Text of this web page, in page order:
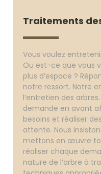
Traitements
Vous voulez
Ou est-ce que vous
plus d’espace ?
notre ressort. Notre
l’entretien des
demande en avant
besoins et réaliser
attente. Nous
mettons en œuvre
réaliser chaque
nature de l’arbre à